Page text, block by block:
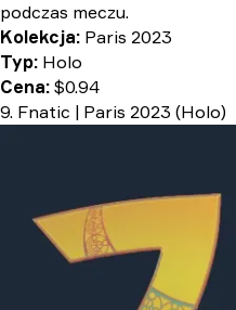
podczas meczu.
Kolekcja: Paris 2023
Typ: Holo
Cena: $0.94
9. Fnatic | Paris 2023 (Holo)